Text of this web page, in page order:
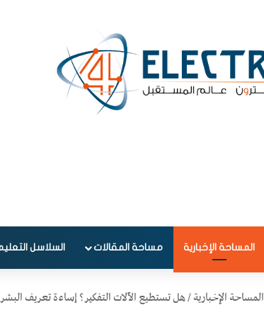
المساحة الإخبارية مساحة المقالات السلاسل
المساحة الإخبارية/هل تستطيع الآلات التفكير؟ إساءة تعريف